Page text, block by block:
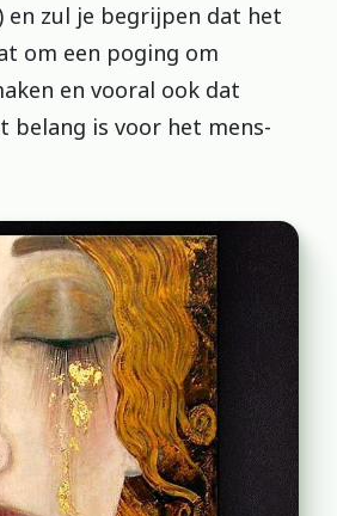
en zul je begrijpen dat het
om een poging om
en vooral ook dat
belang is voor het mens-